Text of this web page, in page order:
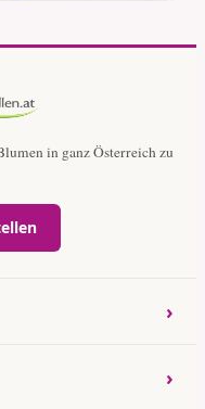
in ganz Österreich zu
›
›